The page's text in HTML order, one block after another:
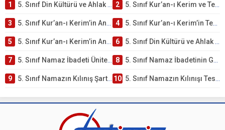
1 5. Sınıf Din Kültürü ve Ahlak Bilgisi 2. Ünite: Kur’an-ı Kerim Çalışmaları 2 5. Sınıf Kur’an-ı Kerim ve Temel Özellikleri Testi – Online Çöz
3 5. Sınıf Kur’an-ı Kerim’in Ana Konuları Testi – Online Çöz 4 5. Sınıf Kur’an-ı Kerim’in Temel Özellikleri ve Önemi Testi – Online Çöz
5 5. Sınıf Kur’an-ı Kerim’in Anlamı ve Önemi Testi – Online Çöz 6 5. Sınıf Din Kültürü ve Ahlak Bilgisi 2. Ünite: Namaz İbadeti Çalışmaları
7 5. Sınıf Namaz İbadeti Ünite Testi – Online Çöz 8 5. Sınıf Namaz İbadetinin Getirdiği Faydalar Testi
9 5. Sınıf Namazın Kılınış Şartları Testi 10 5. Sınıf Namazın Kılınışı Testi – Online Çöz